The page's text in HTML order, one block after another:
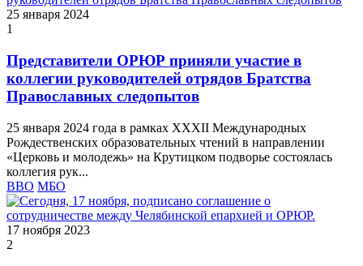
25 января 2024
1
Представители ОРЮР приняли участие в
коллегии руководителей отрядов Братства
Православных следопытов
25 января 2024 года в рамках XXXII Международных
Рождественских образовательных чтений в направлении
«Церковь и молодежь» на Крутицком подворье состоялась
коллегия рук...
ВВО МБО
17 ноября 2023
2